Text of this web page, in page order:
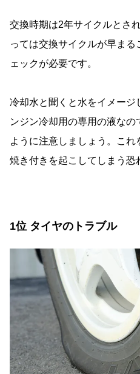
交換時期は2年サイクルとさ
っては交換サイクルが早ま
ェックが必要です。
冷却水と聞くと水をイメー
ンジン冷却用の専用の液な
ように注意しましょう。こ
焼き付きを起こしてしまう恐
1位 タイヤのトラブル